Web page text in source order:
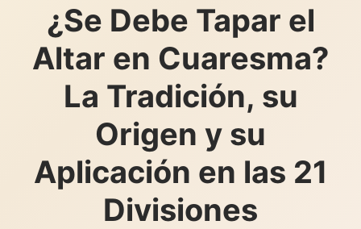
¿Se Debe Tapar el
Altar en Cuaresma?
La Tradición, su
Origen y su
Aplicación en las 21
Divisiones